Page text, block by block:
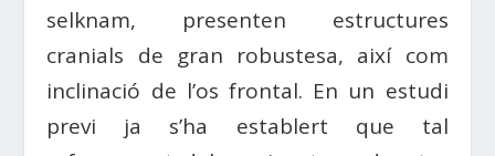
selknam, presenten estructures
cranials de gran robustesa, així com
inclinació de l’os frontal. En un estudi
previ ja s’ha establert que tal